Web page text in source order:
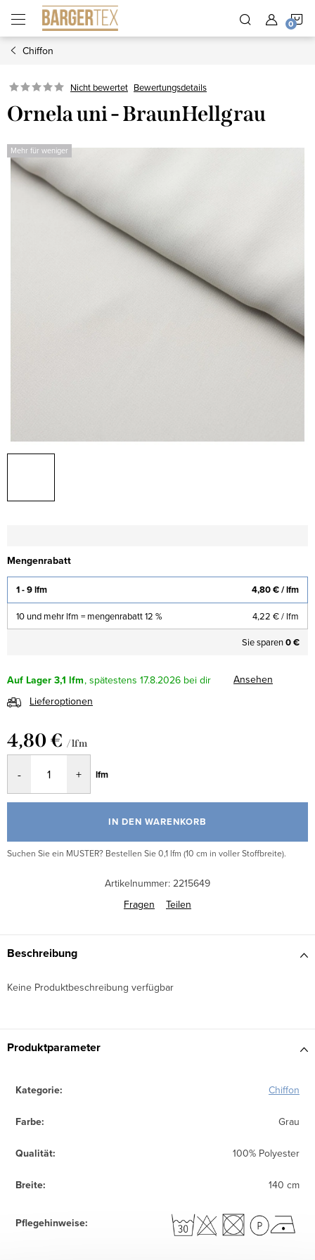
Inhalt
springen
Chiffon
Nicht bewertet Bewertungsdetails
Ornela uni - BraunHellgrau
Mehr für weniger
Mengenrabatt
1 - 9 lfm 4,80 €/ lfm
10 und mehr lfm = mengenrabatt 12 % 4,22 €/ lfm
Sie sparen0 €
Auf Lager 3,1 lfm 17.8.2026
Ansehen
Lieferoptionen
4,80 € / lfm
lfm
IN DEN WARENKORB
Suchen Sie ein MUSTER? Bestellen Sie 0,1 lfm (10 cm in voller Stoffbreite).
Artikelnummer: 2215649
Fragen
Teilen
Beschreibung
Keine Produktbeschreibung verfügbar
Produktparameter
Kategorie: Chiffon
Farbe: Grau
Qualität: 100% Polyester
Breite: 140 cm
Pflegehinweise: